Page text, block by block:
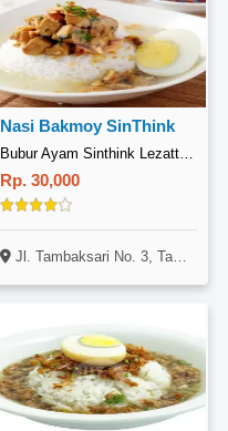
Nasi Bakmoy SinThink
Bubur Ayam Sinthink Lezatt, Kedai Putro Agung
Rp. 30,000
Jl. Tambaksari No. 3, Tambaksari, Surabaya